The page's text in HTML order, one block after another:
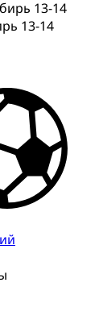
13-14